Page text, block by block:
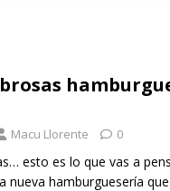
Macu Llorente 0
esto es lo que vas a
nueva hamburguesería